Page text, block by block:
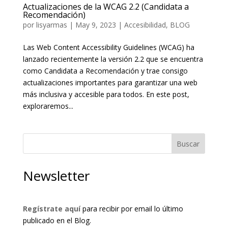
Actualizaciones de la WCAG 2.2 (Candidata a
Recomendación)
por lisyarmas | May 9, 2023 | Accesibilidad, BLOG
Las Web Content Accessibility Guidelines (WCAG) ha
lanzado recientemente la versión 2.2 que se encuentra
como Candidata a Recomendación y trae consigo
actualizaciones importantes para garantizar una web
más inclusiva y accesible para todos. En este post,
exploraremos...
Buscar
Newsletter
Regístrate aquípara recibir por email lo último
publicado en el Blog.